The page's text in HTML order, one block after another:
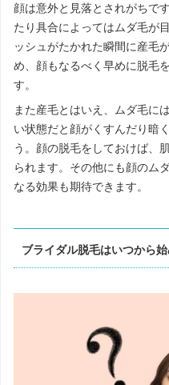
顔は意外と見落とされがちで
たり具合によってはムダ毛が
ッシュがたかれた瞬間に産毛
め、顔もなるべく早めに脱毛
す。
また産毛とはいえ、ムダ毛に
い状態だと顔がくすんだり暗
う。顔の脱毛をしておけば、
られます。その他にも顔のム
なる効果も期待できます。
ブライダル脱毛はいつから始